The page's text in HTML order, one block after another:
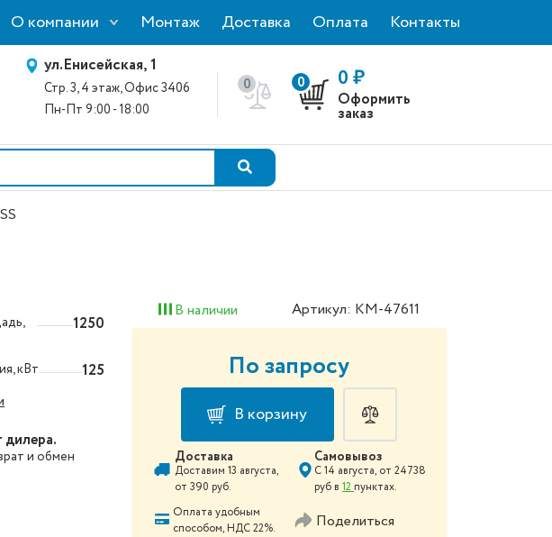
О компании Монтаж Доставка Оплата Контакты
ул.Енисейская, 1
Стр. 3, 4 этаж, Офис 3406
Пн-Пт 9:00 - 18:00
0 0 0 ₽
Оформить
заказ
1250
кВт
125
и обмен
В наличии Артикул: КМ-47611
По запросу
В корзину
Доставка
Доставим 13 августа,
от 390 руб.
Самовывоз
С14 августа, от 24738
руб в 12 пунктах.
Оплата удобным
способом, НДС 22%.
Поделиться